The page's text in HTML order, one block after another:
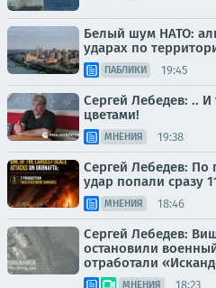
Белый шум НАТО:
ударах по
ПАБЛИКИ 19:45
Сергей Лебедев: .. И
цветами!
МНЕНИЯ 19:38
Сергей Лебедев: По
удар попали сразу
МНЕНИЯ 18:46
Сергей Лебедев:
остановили
отработали
МНЕНИЯ 18:23